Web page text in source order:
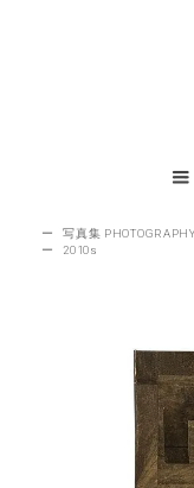
ー 写真集 PHOTOGRAPHY
ー
2010s